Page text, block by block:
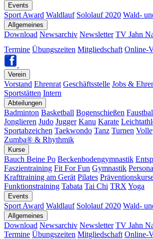
Events
Sport Award Waldlauf Sololauf 2020 Wald-
Allgemeines
Download Newsarchiv Newsletter TV Jahn
Termine Übungszeiten Mitgliedschaft Online-
Verein
Vorstand Ehrenrat Geschäftsstelle Jobs &
Sportstätten Intern
Abteilungen
Badminton Basketball Bogenschießen
Jonglieren Judo Jugger Kanu Karate
Sportabzeichen Taekwondo Tanz Turnen
Zumba® & Rhythmik
Kurse
Bauch Beine Po Beckenbodengymnastik
Faszientraining Fit For Fun Gymnastik
Krafttraining am Gerät Pilates
Funktionstraining Tabata Tai Chi TRX Yoga
Events
Sport Award Waldlauf Sololauf 2020 Wald-
Allgemeines
Download Newsarchiv Newsletter TV Jahn
Termine Übungszeiten Mitgliedschaft Online-